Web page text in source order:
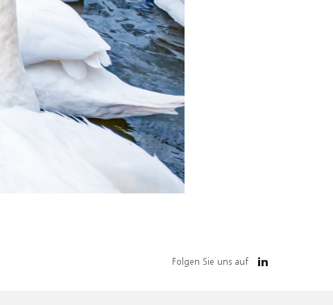
Folgen Sie uns auf